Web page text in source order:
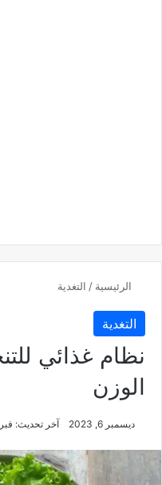
الرئيسية / التغدية
التغدية
نظام غذائي
الوزن
ديسمبر 6, 2023 آخر تحديث: فبراير 28,